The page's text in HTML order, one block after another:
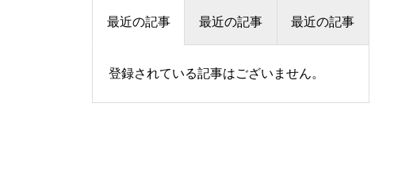
最近の記事 最近の記事 最近の記事
登録されている記事はございません。